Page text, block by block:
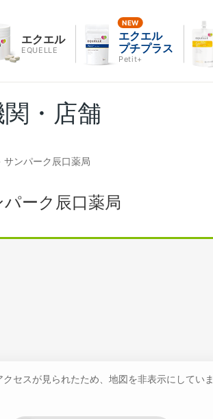
エクエル
EQUELLE
エクエル
プチプラス
Petit+
・店舗
サンパーク辰口薬局
ーク辰口薬局
クセスが見られたため、地図を非表示にしていま